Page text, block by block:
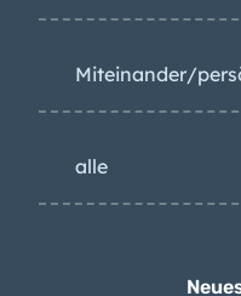
Miteinander/
alle